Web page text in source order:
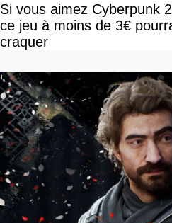
Si vous aimez Cyberpunk
ce jeu à moins de 3€
craquer